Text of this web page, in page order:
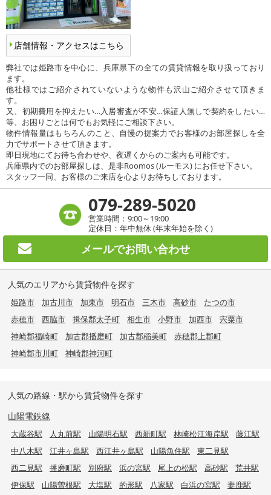
店舗情報・アクセスはこちら
弊社では姫路市を中心に、兵庫県下の全ての賃貸情報を取り扱っており
ます。
他社様ではご紹介されていないような物件も沢山ご紹介させて頂きま
す。
又、初期費用を抑えたい…入居審査が不安…保証人無しで契約をしたい…
等、お困りごとは何でもお気軽にご相談下さい。
物件情報量はもちろんのこと、自慢の提案力でお客様のお部屋探しを全
力でサポートさせて頂きます。
即日現地にてお待ち合わせや、夜遅くからのご案内も可能です。
兵庫県内でのお部屋探しは、是非Roomos (ルーモス) にお任せ下さい。
スタッフ一同、お客様のご来店を心よりお待ちしております。
079-289-5020
営業時間：9:00～19:00
定休日：年中無休 (年末年始を除く)
メールでお問い合わせ
人気のエリアから賃貸物件を探す
姫路市 加古川市 加東市 明石市 三木市 高砂市
たつの市
赤穂市
西脇市 揖保郡太子町 相生市 小野市 加西市
宍粟市
神崎郡福崎町
加古郡播磨町 加古郡稲美町
赤穂郡上郡町
神崎郡市川町
神崎郡神河町
人気の路線・駅から賃貸物件を探す
山陽電鉄線
大蔵谷駅 人丸前駅 山陽明石駅 西新町駅 林崎松江海岸駅
藤江駅
中八木駅
江井ヶ島駅 西江井ヶ島駅 山陽魚住駅
東二見駅
西二見駅
播磨町駅 別府駅 浜の宮駅 尾上の松駅 高砂駅
荒井駅
伊保駅
山陽曽根駅 大塩駅 的形駅 八家駅 白浜の宮駅
妻鹿駅